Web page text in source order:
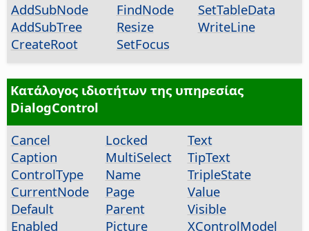
AddSubNode
AddSubTree
CreateRoot
FindNode
Resize
SetFocus
SetTableData
WriteLine
Κατάλογος ιδιοτήτων της υπηρεσίας
DialogControl
Cancel
Caption
ControlType
CurrentNode
Default
Enabled
Locked
MultiSelect
Name
Page
Parent
Picture
Text
TipText
TripleState
Value
Visible
XControlModel